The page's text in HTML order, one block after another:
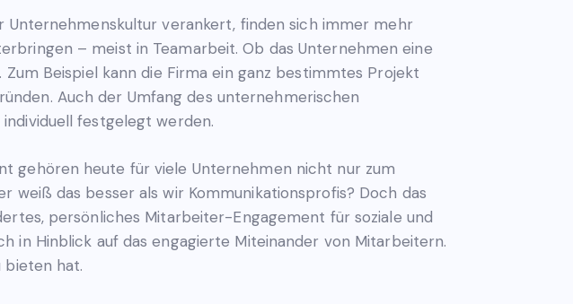
Unternehmenskultur verankert, finden sich immer mehr
– meist in Teamarbeit. Ob das Unternehmen eine
Beispiel kann die Firma ein ganz bestimmtes Projekt
Auch der Umfang des unternehmerischen
festgelegt werden.
gehören heute für viele Unternehmen nicht nur zum
weiß das besser als wir Kommunikationsprofis? Doch das
persönliches Mitarbeiter-Engagement für soziale und
in Hinblick auf das engagierte Miteinander von Mitarbeitern.
bieten hat.